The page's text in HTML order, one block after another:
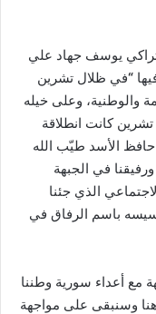
يوسف جهاد علي
“في ظلال تشرين
والوطنية، وعلى خيله
كانت انطلاقة
الأسد طيّب الله
في الجبهة
الذي جئنا
باسم الرفاق في
مع أعداء سورية وطننا
هنا وسنبقى على مواجهة